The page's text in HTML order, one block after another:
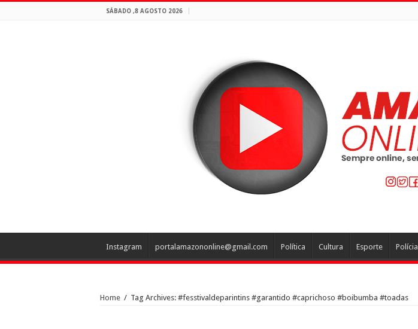
SÁBADO ,8 AGOSTO 2026
Instagram portalamazononline@gmail.com Política Cultura Esporte Polícia
Home / Tag Archives: #fesstivaldeparintins #garantido #caprichoso #boibumba #toadas